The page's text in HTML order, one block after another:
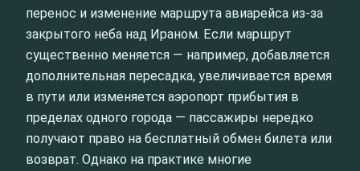
перенос и изменение маршрута авиарейса из-за
закрытого неба над Ираном. Если маршрут
существенно меняется — например, добавляется
дополнительная пересадка, увеличивается время
в пути или изменяется аэропорт прибытия в
пределах одного города — пассажиры нередко
получают право на бесплатный обмен билета или
возврат. Однако на практике многие